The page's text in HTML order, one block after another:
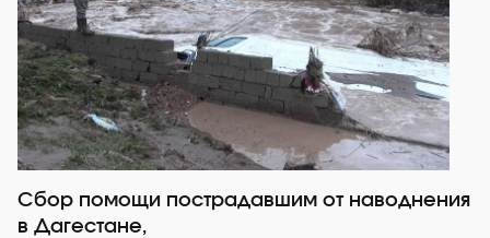
Сбор помощи пострадавшим от наводнения
в Дагестане,